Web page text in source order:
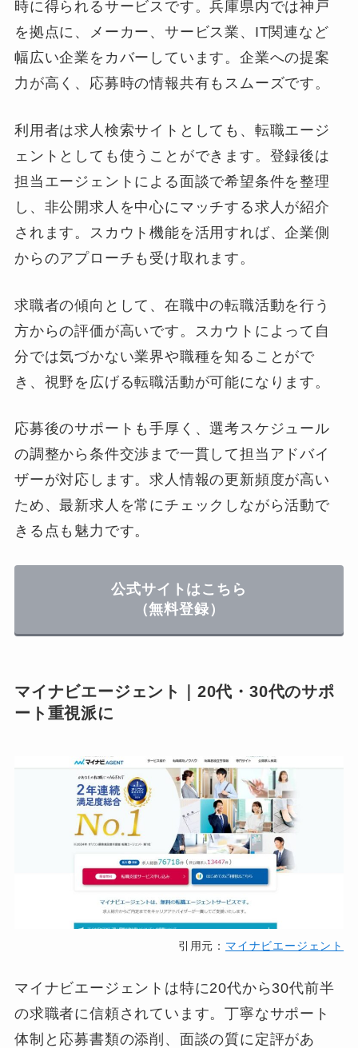
時に得られるサービスです。兵庫県内では神戸
を拠点に、メーカー、サービス業、IT関連など
幅広い企業をカバーしています。企業への提案
力が高く、応募時の情報共有もスムーズです。
利用者は求人検索サイトとしても、転職エージ
ェントとしても使うことができます。登録後は
担当エージェントによる面談で希望条件を整理
し、非公開求人を中心にマッチする求人が紹介
されます。スカウト機能を活用すれば、企業側
からのアプローチも受け取れます。
求職者の傾向として、在職中の転職活動を行う
方からの評価が高いです。スカウトによって自
分では気づかない業界や職種を知ることがで
き、視野を広げる転職活動が可能になります。
応募後のサポートも手厚く、選考スケジュール
の調整から条件交渉まで一貫して担当アドバイ
ザーが対応します。求人情報の更新頻度が高い
ため、最新求人を常にチェックしながら活動で
きる点も魅力です。
公式サイトはこちら
（無料登録）
マイナビエージェント｜20代・30代のサポ
ート重視派に
引用元： マイナビエージェント
マイナビエージェントは特に20代から30代前半
の求職者に信頼されています。丁寧なサポート
体制と応募書類の添削、面談の質に定評があ